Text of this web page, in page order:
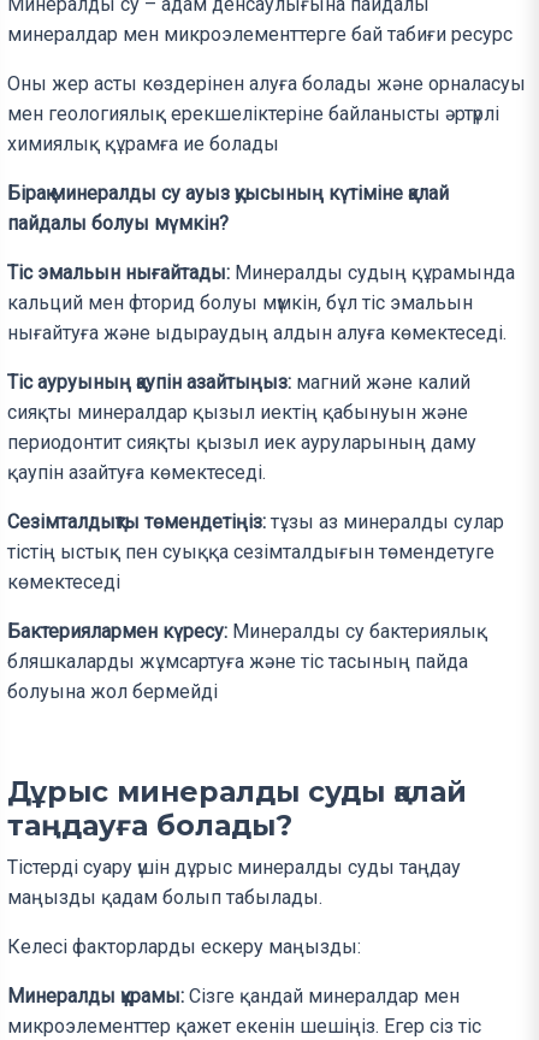
минералдар мен микроэлементтерге бай табиғи ресурс
Оны жер асты көздерінен алуға болады және орналасуы
мен геологиялық ерекшеліктеріне байланысты әртүрлі
химиялық құрамға ие болады
Бірақ минералды су ауыз қуысының күтіміне қалай
пайдалы болуы мүмкін?
Тіс эмальын нығайтады: Минералды судың құрамында
кальций мен фторид болуы мүмкін, бұл тіс эмальын
нығайтуға және ыдыраудың алдын алуға көмектеседі.
Тіс ауруының қаупін азайтыңыз: магний және калий
сияқты минералдар қызыл иектің қабынуын және
периодонтит сияқты қызыл иек ауруларының даму
қаупін азайтуға көмектеседі.
Сезімталдықты төмендетіңіз: тұзы аз минералды сулар
тістің ыстық пен суыққа сезімталдығын төмендетуге
көмектеседі
Бактериялармен күресу: Минералды су бактериялық
бляшкаларды жұмсартуға және тіс тасының пайда
болуына жол бермейді
Дұрыс минералды суды қалай
таңдауға болады?
Тістерді суару үшін дұрыс минералды суды таңдау
маңызды қадам болып табылады.
Келесі факторларды ескеру маңызды:
Минералды құрамы: Сізге қандай минералдар мен
микроэлементтер қажет екенін шешіңіз. Егер сіз тіс